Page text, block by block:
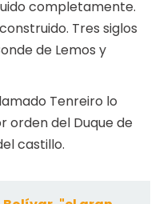
completamente.
Tres siglos
de Lemos y
Tenreiro lo
orden del Duque de
castillo.